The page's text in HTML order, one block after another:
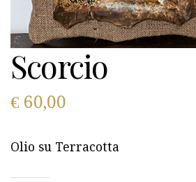
Scorcio
€ 60,00
Olio su Terracotta